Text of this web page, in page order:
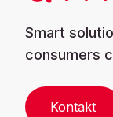
Smart
consumers
Kontakt